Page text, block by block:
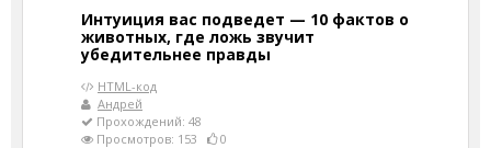
Интуиция вас подведет — 10 фактов о
животных, где ложь звучит
убедительнее правды
HTML-код
Андрей
Прохождений: 48
Просмотров: 153
0